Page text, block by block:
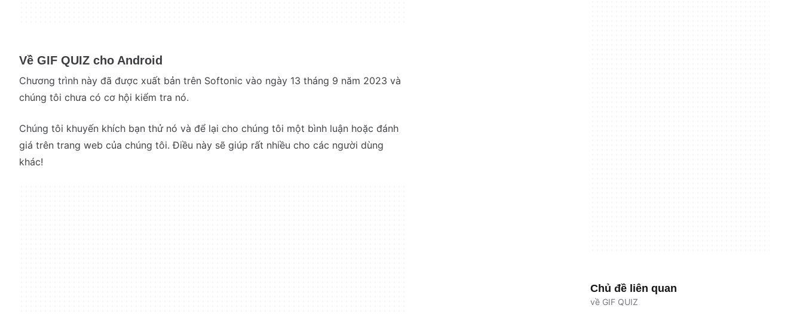
Về GIF QUIZ cho Android
Chương trình này đã được xuất bản trên Softonic vào ngày 13 tháng 9 năm 2023 và
chúng tôi chưa có cơ hội kiểm tra nó.
Chúng tôi khuyến khích bạn thử nó và để lại cho chúng tôi một bình luận hoặc đánh
giá trên trang web của chúng tôi. Điều này sẽ giúp rất nhiều cho các người dùng
khác!
Chủ đề liên quan
về GIF QUIZ